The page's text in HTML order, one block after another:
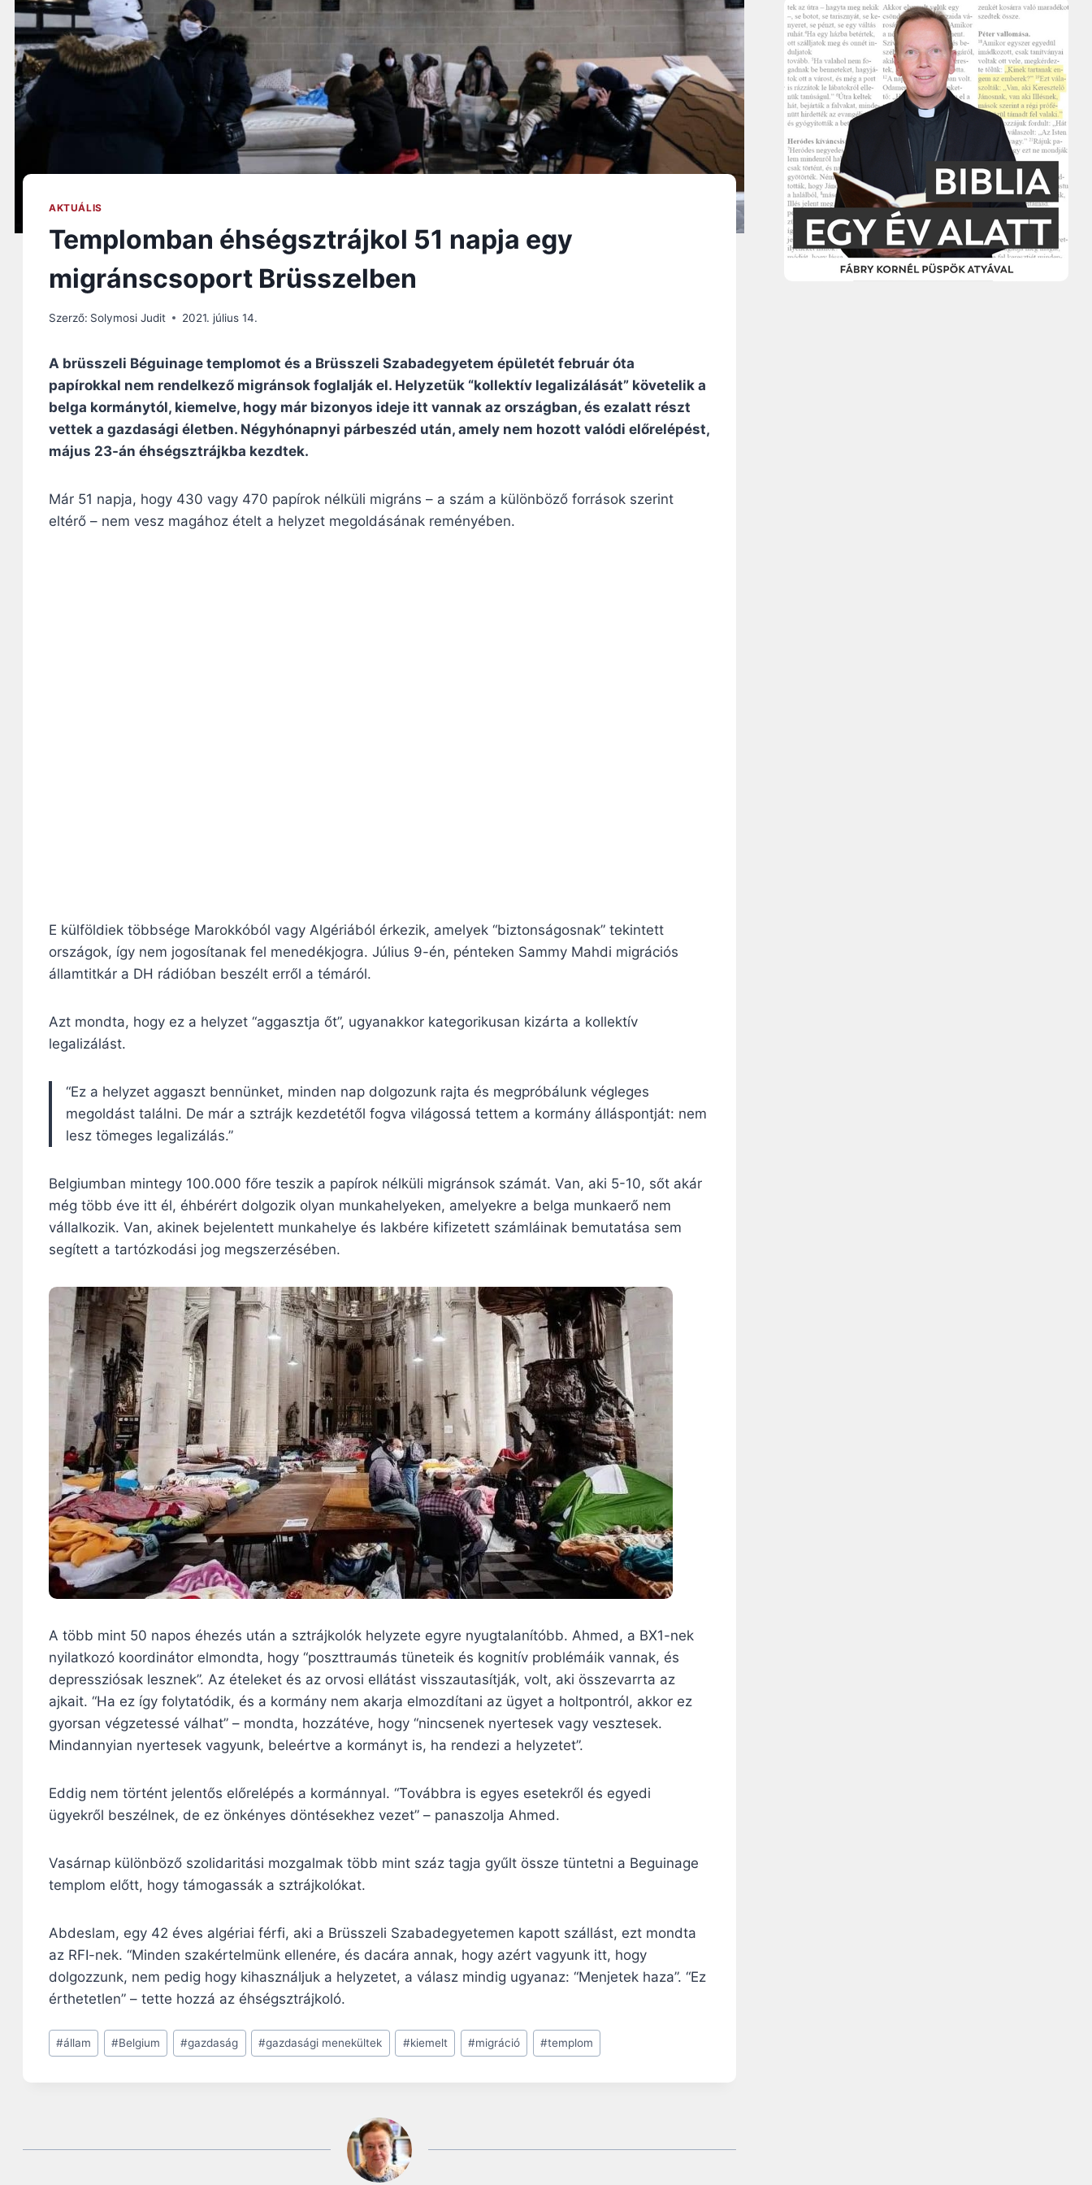
AKTUÁLIS
Templomban éhségsztrájkol 51 napja egy
migránscsoport Brüsszelben
Szerző: Solymosi Judit 2021. július 14.
A brüsszeli Béguinage templomot és a Brüsszeli Szabadegyetem épületét február óta
papírokkal nem rendelkező migránsok foglalják el. Helyzetük “kollektív legalizálását” követelik a
belga kormánytól, kiemelve, hogy már bizonyos ideje itt vannak az országban, és ezalatt részt
vettek a gazdasági életben. Négyhónapnyi párbeszéd után, amely nem hozott valódi előrelépést,
május 23-án éhségsztrájkba kezdtek.
Már 51 napja, hogy 430 vagy 470 papírok nélküli migráns – a szám a különböző források szerint
eltérő – nem vesz magához ételt a helyzet megoldásának reményében.
E külföldiek többsége Marokkóból vagy Algériából érkezik, amelyek “biztonságosnak” tekintett
országok, így nem jogosítanak fel menedékjogra. Július 9-én, pénteken Sammy Mahdi migrációs
államtitkár a DH rádióban beszélt erről a témáról.
Azt mondta, hogy ez a helyzet “aggasztja őt”, ugyanakkor kategorikusan kizárta a kollektív
legalizálást.
“Ez a helyzet aggaszt bennünket, minden nap dolgozunk rajta és megpróbálunk végleges
megoldást találni. De már a sztrájk kezdetétől fogva világossá tettem a kormány álláspontját: nem
lesz tömeges legalizálás.”
Belgiumban mintegy 100.000 főre teszik a papírok nélküli migránsok számát. Van, aki 5-10, sőt akár
még több éve itt él, éhbérért dolgozik olyan munkahelyeken, amelyekre a belga munkaerő nem
vállalkozik. Van, akinek bejelentett munkahelye és lakbére kifizetett számláinak bemutatása sem
segített a tartózkodási jog megszerzésében.
A több mint 50 napos éhezés után a sztrájkolók helyzete egyre nyugtalanítóbb. Ahmed, a BX1-nek
nyilatkozó koordinátor elmondta, hogy “poszttraumás tüneteik és kognitív problémáik vannak, és
depressziósak lesznek”. Az ételeket és az orvosi ellátást visszautasítják, volt, aki összevarrta az
ajkait. “Ha ez így folytatódik, és a kormány nem akarja elmozdítani az ügyet a holtpontról, akkor ez
gyorsan végzetessé válhat” – mondta, hozzátéve, hogy “nincsenek nyertesek vagy vesztesek.
Mindannyian nyertesek vagyunk, beleértve a kormányt is, ha rendezi a helyzetet”.
Eddig nem történt jelentős előrelépés a kormánnyal. “Továbbra is egyes esetekről és egyedi
ügyekről beszélnek, de ez önkényes döntésekhez vezet” – panaszolja Ahmed.
Vasárnap különböző szolidaritási mozgalmak több mint száz tagja gyűlt össze tüntetni a Beguinage
templom előtt, hogy támogassák a sztrájkolókat.
Abdeslam, egy 42 éves algériai férfi, aki a Brüsszeli Szabadegyetemen kapott szállást, ezt mondta
az RFI-nek. “Minden szakértelmünk ellenére, és dacára annak, hogy azért vagyunk itt, hogy
dolgozzunk, nem pedig hogy kihasználjuk a helyzetet, a válasz mindig ugyanaz: “Menjetek haza”. “Ez
érthetetlen” – tette hozzá az éhségsztrájkoló.
Post
Tags:
#állam #Belgium #gazdaság #gazdasági menekültek #kiemelt #migráció #templom